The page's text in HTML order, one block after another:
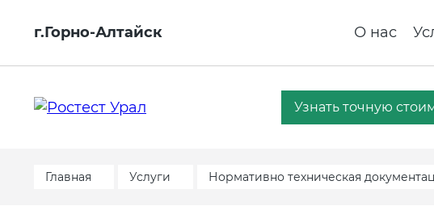
г.Горно-Алтайск О нас
Узнать точную
Главная Услуги Нормативно техническая